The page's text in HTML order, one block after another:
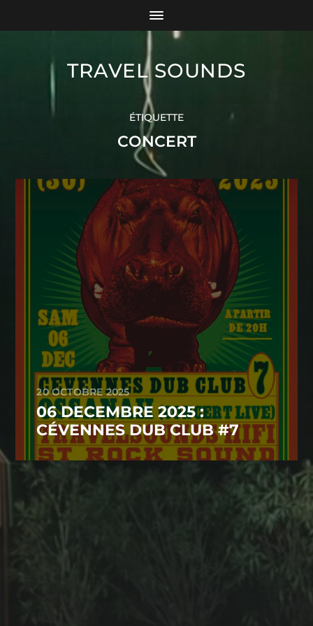
TRAVEL SOUNDS
ÉTIQUETTE
CONCERT
20 OCTOBRE 2025
06 DECEMBRE 2025 :
CÉVENNES DUB CLUB #7